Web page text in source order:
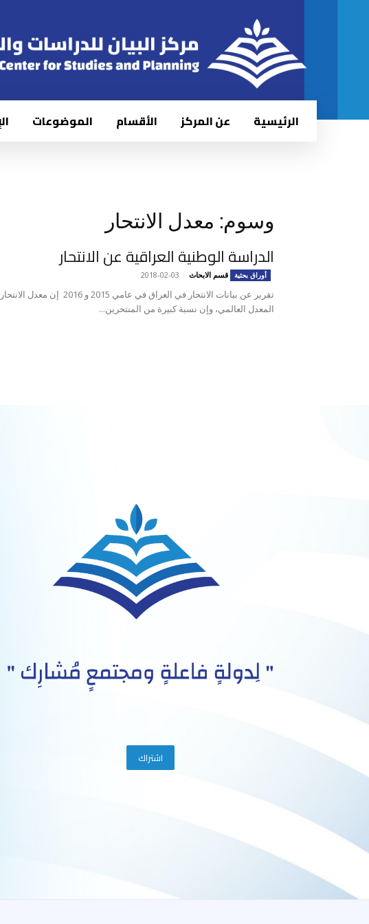
الرئيسية عن المركز الأقسام الموضوعات
وسوم: معدل الانتحار
الدراسة الوطنية العراقية عن الانتحار
أوراق بحثية قسم الابحاث -
2018-02-03
تقرير عن بيانات الانتحار في العراق في
المعدل العالمي، وإن نسبة كبيرة من المنتحرين...